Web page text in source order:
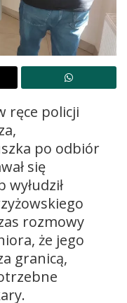
ręce policji
po odbiór
się
rozmowy
że jego
granicą,